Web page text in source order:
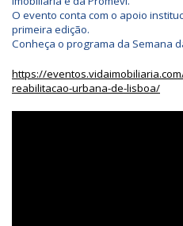
O evento conta com o apoio
primeira edição.
Conheça o programa da Semana
https://
reabilitacao-urbana-de-lisboa/